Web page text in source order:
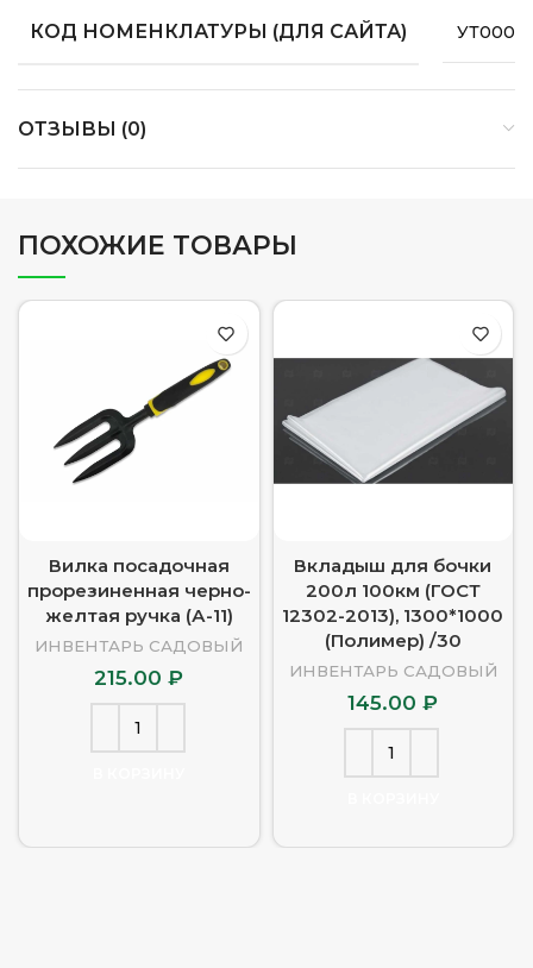
КОД НОМЕНКЛАТУРЫ (ДЛЯ САЙТА)
ОТЗЫВЫ (0)
ПОХОЖИЕ ТОВАРЫ
Вилка посадочная
прорезиненная черно-
желтая ручка (А-11)
ИНВЕНТАРЬ САДОВЫЙ
215.00₽
Вкладыш для бочки
200л 100км (ГОСТ
12302-2013), 1300*1000
(Полимер) /30
ИНВЕНТАРЬ САДОВЫЙ
145.00₽